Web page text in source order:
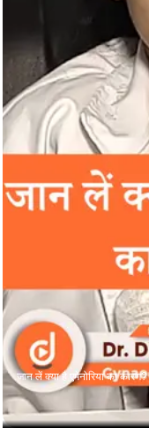
जान लें क्या है एमेनोरिया का कारण?